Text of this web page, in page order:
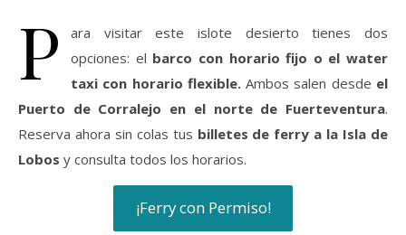
P
ara visitar este islote desierto tienes dos
opciones: el barco con horario fijo o el water
taxi con horario flexible.Ambos salen desde el
Puerto de Corralejo en el norte de Fuerteventura.
Reserva ahora sin colas tus billetes de ferry a la Isla de
Lobos y consulta todos los horarios.
¡Ferry con Permiso!